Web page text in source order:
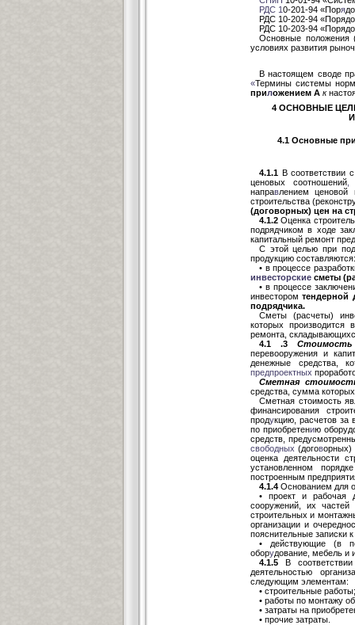
РДС 10-201-94 «Поря
РДС 10-202-94
РДС 10-203-94
Основные положения
условиях развития
В настоящем своде
«Термины системы
приложением А к
4 ОСНОВНЫЕ
4.1 Основные
4.1.1 В соответствии
ценовых соотношений
направлением ценовой
строительства
(договорных) цен на
4.1.2 Оценка
подрядчиком в ходе
капитальный ремонт
С этой целью при
продукцию составляются:
• в процессе
инвесторские сметы
• в процессе
инвестором тендерной
подрядчика.
Сметы (расчеты)
которых производится
ремонта,
4.1 .3
перевооружения и
денежные средства,
предпроектных
Сметная
средства, сумма
Сметная стоимость
финансирования
продукцию, расчетов за
по приобретению
средств,
свободных (договорных)
оценка деятельности
установленном
построенным
4.1.4 Основанием для
• проект и рабочая
сооружений, их
строительных и
организации и
пояснительные записки
• действующие (в
оборудование, мебель и
4.1.5В
деятельностью
следующим элементам:
• строительные работы;
• работы по монтажу
• затраты на
• прочие затраты.